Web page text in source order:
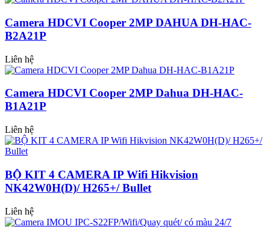
Camera HDCVI Cooper 2MP DAHUA DH-HAC-
B2A21P
Liên hệ
Camera HDCVI Cooper 2MP Dahua DH-HAC-
B1A21P
Liên hệ
BỘ KIT 4 CAMERA IP Wifi Hikvision
NK42W0H(D)/ H265+/ Bullet
Liên hệ